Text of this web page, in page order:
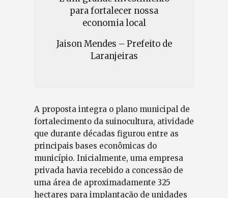
para fortalecer nossa
economia local
Jaison Mendes – Prefeito de
Laranjeiras
A proposta integra o plano municipal de
fortalecimento da suinocultura, atividade
que durante décadas figurou entre as
principais bases econômicas do
município. Inicialmente, uma empresa
privada havia recebido a concessão de
uma área de aproximadamente 325
hectares para implantação de unidades